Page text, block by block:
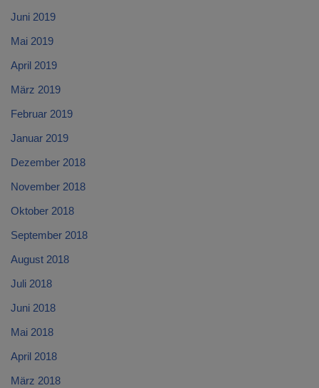
Juni 2019
Mai 2019
April 2019
März 2019
Februar 2019
Januar 2019
Dezember 2018
November 2018
Oktober 2018
September 2018
August 2018
Juli 2018
Juni 2018
Mai 2018
April 2018
März 2018